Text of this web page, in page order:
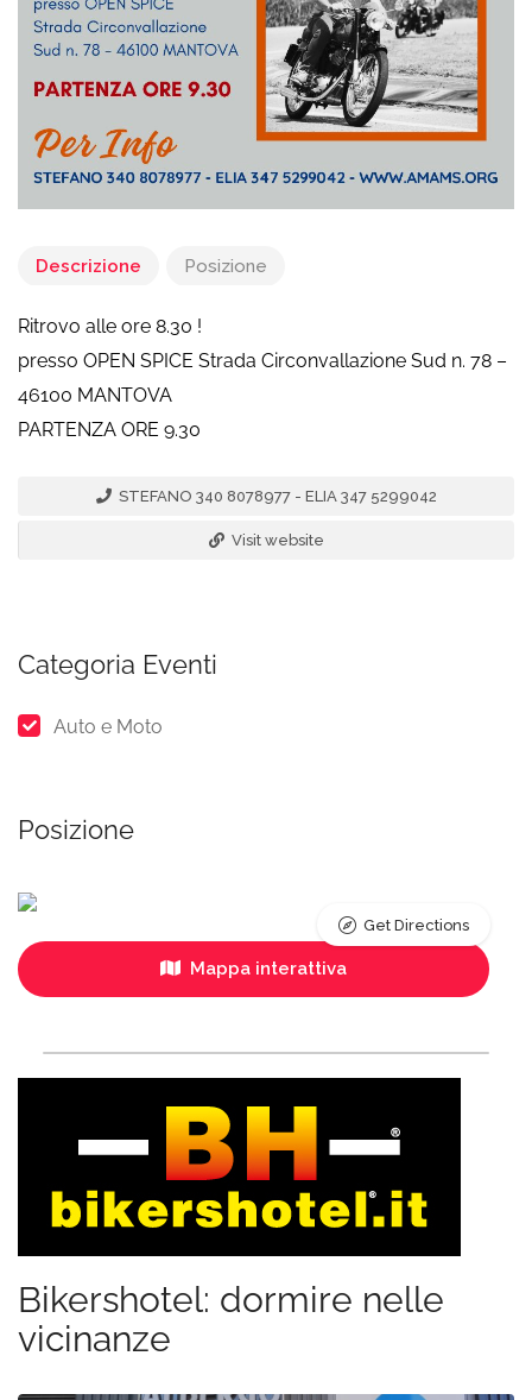
Descrizione Posizione
Ritrovo alle ore 8.30 !
presso OPEN SPICE Strada Circonvallazione Sud n. 78 –
46100 MANTOVA
PARTENZA ORE 9.30
STEFANO 340 8078977 - ELIA 347 5299042
Visit website
Categoria Eventi
Auto e Moto
Posizione
Mappa interattiva
Get Directions
Bikershotel: dormire nelle
vicinanze